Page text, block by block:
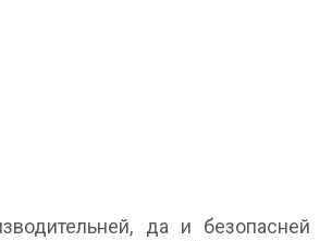
да и безопасней